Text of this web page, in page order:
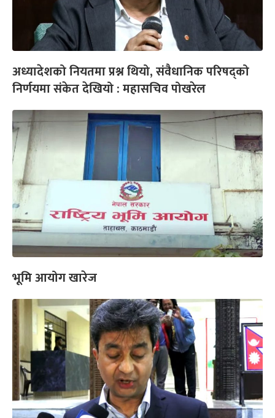
अध्यादेशको नियतमा प्रश्न थियो, संवैधानिक परिषद्को
निर्णयमा संकेत देखियो : महासचिव पोखरेल
भूमि आयोग खारेज